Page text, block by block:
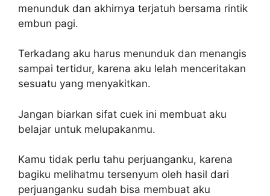
menunduk dan akhirnya terjatuh bersama rintik
embun pagi.
Terkadang aku harus menunduk dan menangis
sampai tertidur, karena aku lelah menceritakan
sesuatu yang menyakitkan.
Jangan biarkan sifat cuek ini membuat aku
belajar untuk melupakanmu.
Kamu tidak perlu tahu perjuanganku, karena
bagiku melihatmu tersenyum oleh hasil dari
perjuanganku sudah bisa membuat aku